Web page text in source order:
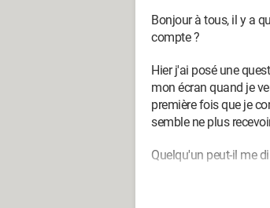
Bonjour à tous, il y a
compte ?
Hier j'ai posé une
mon écran quand je
première fois que je
semble ne plus
Quelqu'un peut-il me